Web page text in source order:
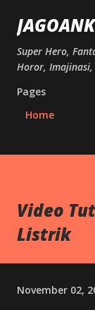
Super Hero,
Horor, Imajinasi,
Pages
Home
Video
Listrik
November 02,